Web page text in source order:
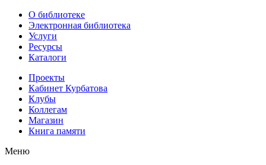
О библиотеке
Электронная библиотека
Услуги
Ресурсы
Каталоги
Проекты
Кабинет Курбатова
Клубы
Коллегам
Магазин
Книга памяти
Меню